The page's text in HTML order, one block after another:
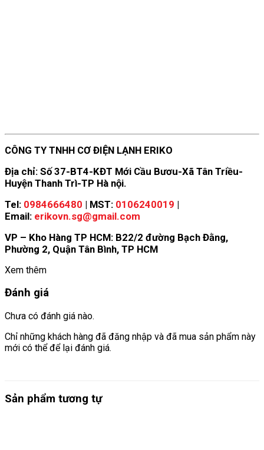
CÔNG TY TNHH CƠ ĐIỆN LẠNH ERIKO
Địa chỉ: Số 37-BT4-KĐT Mới Cầu Bươu-Xã Tân Triều-
Huyện Thanh Trì-TP Hà nội.
Tel: 0984666480 | MST: 0106240019 |
Email: erikovn.sg@gmail.com
VP – Kho Hàng TP HCM: B22/2 đường Bạch Đằng,
Phường 2, Quận Tân Bình, TP HCM
Xem thêm
Đánh giá
Chưa có đánh giá nào.
Chỉ những khách hàng đã đăng nhập và đã mua sản phẩm này
mới có thể để lại đánh giá.
Sản phẩm tương tự